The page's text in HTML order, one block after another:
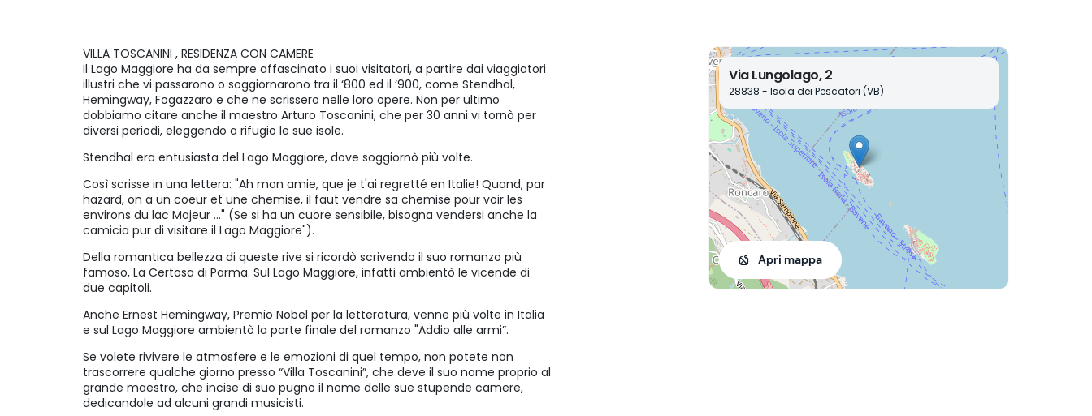
VILLA TOSCANINI , RESIDENZA CON CAMERE
Il Lago Maggiore ha da sempre affascinato i suoi visitatori, a partire dai viaggiatori
illustri che vi passarono o soggiornarono tra il ‘800 ed il ‘900, come Stendhal,
Hemingway, Fogazzaro e che ne scrissero nelle loro opere. Non per ultimo
dobbiamo citare anche il maestro Arturo Toscanini, che per 30 anni vi tornò per
diversi periodi, eleggendo a rifugio le sue isole.
Stendhal era entusiasta del Lago Maggiore, dove soggiornò più volte.
Così scrisse in una lettera: "Ah mon amie, que je t'ai regretté en Italie! Quand, par
hazard, on a un coeur et une chemise, il faut vendre sa chemise pour voir les
environs du lac Majeur ..." (Se si ha un cuore sensibile, bisogna vendersi anche la
camicia pur di visitare il Lago Maggiore").
Della romantica bellezza di queste rive si ricordò scrivendo il suo romanzo più
famoso, La Certosa di Parma. Sul Lago Maggiore, infatti ambientò le vicende di
due capitoli.
Anche Ernest Hemingway, Premio Nobel per la letteratura, venne più volte in Italia
e sul Lago Maggiore ambientò la parte finale del romanzo "Addio alle armi”.
Se volete rivivere le atmosfere e le emozioni di quel tempo, non potete non
trascorrere qualche giorno presso “Villa Toscanini”, che deve il suo nome proprio al
grande maestro, che incise di suo pugno il nome delle sue stupende camere,
dedicandole ad alcuni grandi musicisti.
Via Lungolago, 2
28838 - Isola dei Pescatori (VB)
Apri mappa